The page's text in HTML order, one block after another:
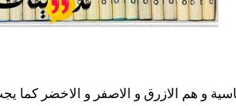
و هم الازرق و الاصفر و الاخضر كما